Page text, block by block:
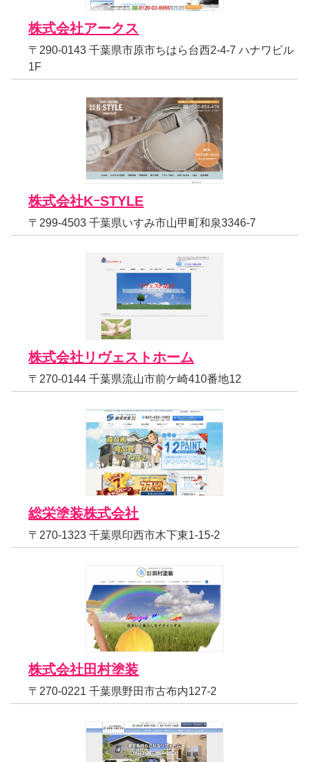
株式会社アークス
〒290-0143 千葉県市原市ちはら台西2-4-7 ハナワビル
1F
株式会社KｰSTYLE
〒299-4503 千葉県いすみ市山甲町和泉3346-7
株式会社リヴェストホーム
〒270-0144 千葉県流山市前ケ崎410番地12
総栄塗装株式会社
〒270-1323 千葉県印西市木下東1-15-2
株式会社田村塗装
〒270-0221 千葉県野田市古布内127-2